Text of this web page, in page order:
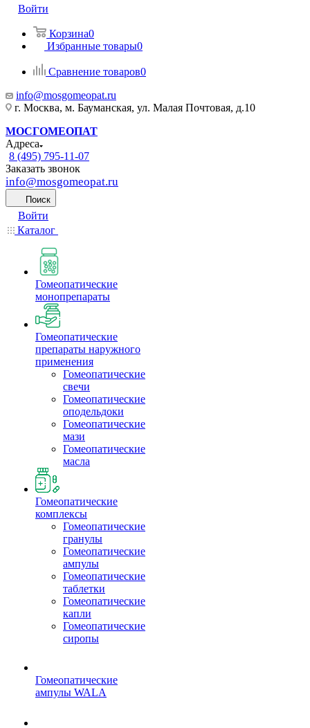
Войти
Корзина0
Избранные товары0
Сравнение товаров0
info@mosgomeopat.ru
г. Москва, м. Бауманская, ул. Малая Почтовая, д.10
МОСГОМЕОПАТ
Адреса
8 (495) 795-11-07
Заказать звонок
info@mosgomeopat.ru
Поиск
Войти
Каталог
Гомеопатические
монопрепараты
Гомеопатические
препараты наружного
применения
Гомеопатические
свечи
Гомеопатические
оподельдоки
Гомеопатические
мази
Гомеопатические
масла
Гомеопатические
комплексы
Гомеопатические
гранулы
Гомеопатические
ампулы
Гомеопатические
таблетки
Гомеопатические
капли
Гомеопатические
сиропы
Гомеопатические
ампулы WALA